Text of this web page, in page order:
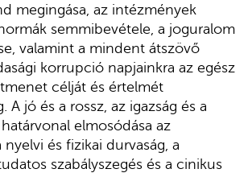
megingása, az intézmények
semmibevétele, a joguralom
valamint a mindent átszövő
korrupció napjainkra az egész
célját és értelmét
A jó és a rossz, az igazság és a
elmosódása az
és fizikai durvaság, a
szabályszegés és a cinikus